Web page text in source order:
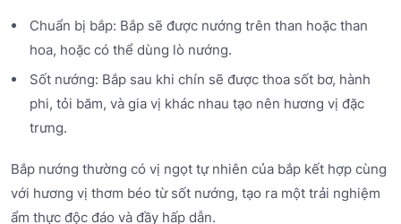
Chuẩn bị bắp: Bắp sẽ được nướng trên than hoặc than
hoa, hoặc có thể dùng lò nướng.
Sốt nướng: Bắp sau khi chín sẽ được thoa sốt bơ, hành
phi, tỏi băm, và gia vị khác nhau tạo nên hương vị đặc
trưng.
Bắp nướng thường có vị ngọt tự nhiên của bắp kết hợp cùng
với hương vị thơm béo từ sốt nướng, tạo ra một trải nghiệm
ẩm thực độc đáo và đầy hấp dẫn.